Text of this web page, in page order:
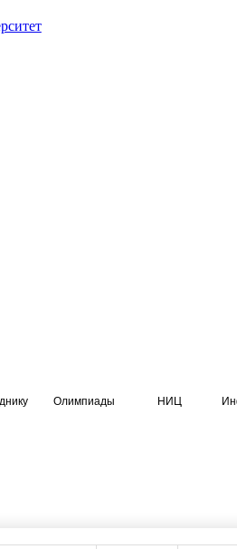
Олимпиады НИЦ
всех колонок